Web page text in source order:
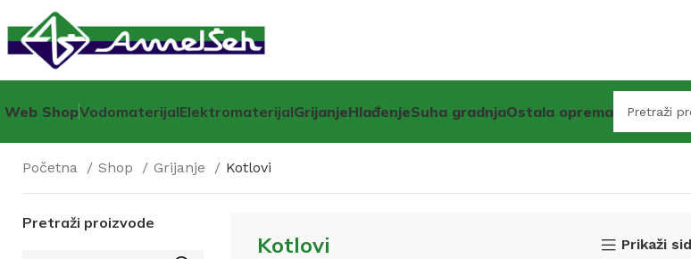
Web ShopVodomaterijalElektromaterijalGrijanjeHlađenjeSuha gradnjaOstala oprema
Početna Shop Grijanje Kotlovi
Pretraži proizvode
Kotlovi Prikaži